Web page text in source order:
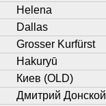
Helena
Dallas
Grosser Kurfürst
Hakuryū
Киев (OLD)
Дмитрий Донской